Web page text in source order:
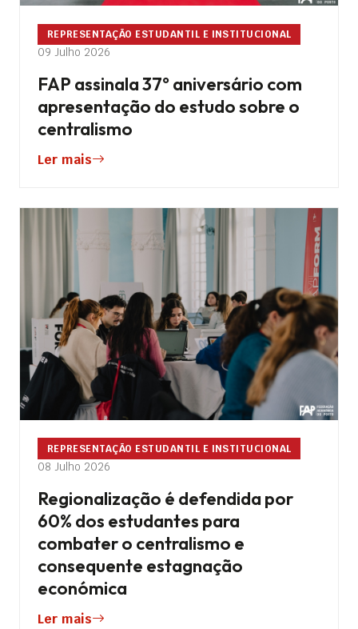
REPRESENTAÇÃO ESTUDANTIL E INSTITUCIONAL
09 Julho 2026
FAP assinala 37º aniversário com
apresentação do estudo sobre o
centralismo
Ler mais
REPRESENTAÇÃO ESTUDANTIL E INSTITUCIONAL
08 Julho 2026
Regionalização é defendida por
60% dos estudantes para
combater o centralismo e
consequente estagnação
económica
Ler mais